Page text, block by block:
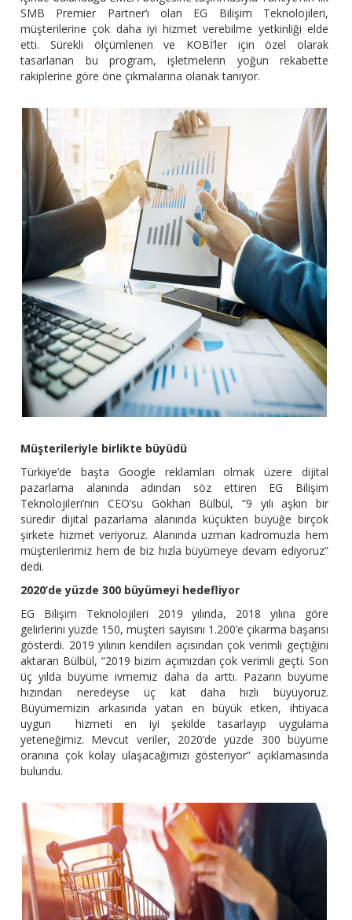
SMB Premier Partner’ı olan EG Bilişim Teknolojileri,
müşterilerine çok daha iyi hizmet verebilme yetkinliği elde
etti. Sürekli ölçümlenen ve KOBİ’ler için özel olarak
tasarlanan bu program, işletmelerin yoğun rekabette
rakiplerine göre öne çıkmalarına olanak tanıyor.
Müşterileriyle birlikte büyüdü
Türkiye’de başta Google reklamları olmak üzere dijital
pazarlama alanında adından söz ettiren EG Bilişim
Teknolojileri’nin CEO’su Gökhan Bülbül, “9 yılı aşkın bir
süredir dijital pazarlama alanında küçükten büyüğe birçok
şirkete hizmet veriyoruz. Alanında uzman kadromuzla hem
müşterilerimiz hem de biz hızla büyümeye devam ediyoruz”
dedi.
2020’de yüzde 300 büyümeyi hedefliyor
EG Bilişim Teknolojileri 2019 yılında, 2018 yılına göre
gelirlerini yüzde 150, müşteri sayısını 1.200’e çıkarma başarısı
gösterdi. 2019 yılının kendileri açısından çok verimli geçtiğini
aktaran Bülbül, “2019 bizim açımızdan çok verimli geçti. Son
üç yılda büyüme ivmemiz daha da arttı. Pazarın büyüme
hızından neredeyse üç kat daha hızlı büyüyoruz.
Büyümemizin arkasında yatan en büyük etken, ihtiyaca
uygun hizmeti en iyi şekilde tasarlayıp uygulama
yeteneğimiz. Mevcut veriler, 2020’de yüzde 300 büyüme
oranına çok kolay ulaşacağımızı gösteriyor” açıklamasında
bulundu.